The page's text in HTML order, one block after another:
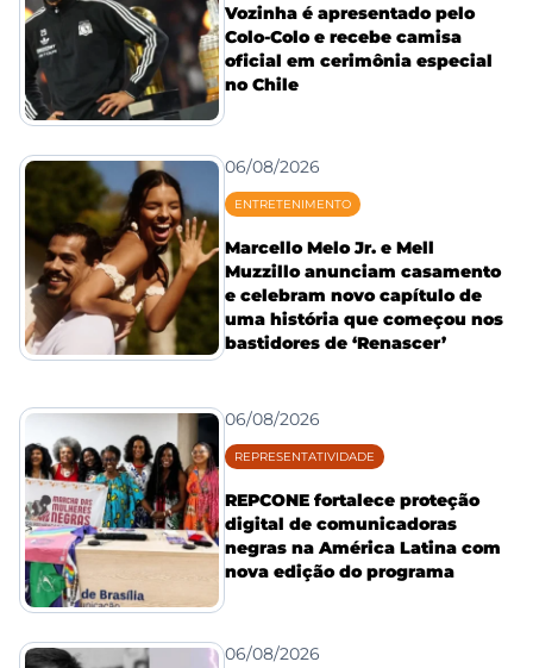
Vozinha é apresentado pelo
Colo-Colo e recebe camisa
oficial em cerimônia especial
no Chile
06/08/2026
ENTRETENIMENTO
Marcello Melo Jr. e Mell
Muzzillo anunciam casamento
e celebram novo capítulo de
uma história que começou nos
bastidores de ‘Renascer’
06/08/2026
REPRESENTATIVIDADE
REPCONE fortalece proteção
digital de comunicadoras
negras na América Latina com
nova edição do programa
06/08/2026